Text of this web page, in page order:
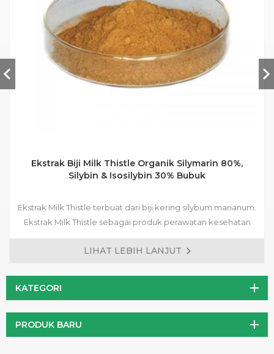
Ekstrak Biji Milk Thistle Organik Silymarin 80%,
Silybin & Isosilybin 30% Bubuk
Ekstrak Milk Thistle terbuat dari biji kering silybum marianum.
Ekstrak Milk Thistle sebagai produk perawatan kesehatan
terutama digunakan untuk melindungi hati. Milk Thistle
adalah ramuan unik yang mengandung senyawa alami yang
tubuh yang terus membersihkan untuk melindungi Anda dari
LIHAT LEBIH LANJUT
KATEGORI
PRODUK BARU